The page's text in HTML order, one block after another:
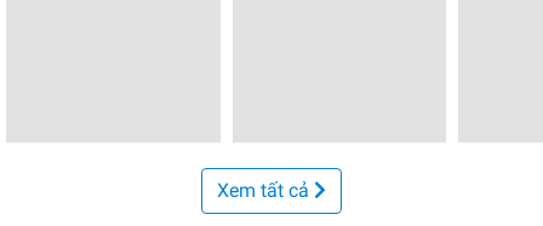
Xem tất cả